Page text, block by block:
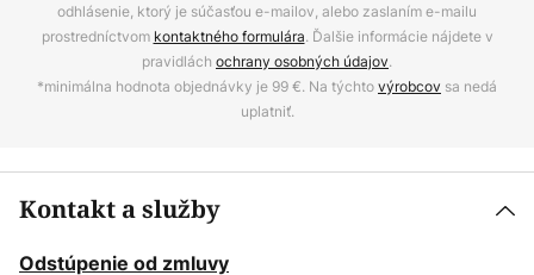
odhlásenie, ktorý je súčasťou e-mailov, alebo zaslaním e-mailu
prostredníctvom kontaktného formulára. Ďalšie informácie nájdete v
pravidlách ochrany osobných údajov.
*minimálna hodnota objednávky je 99 €. Na týchtovýrobcov sa nedá
uplatniť.
Kontakt a služby
Odstúpenie od zmluvy